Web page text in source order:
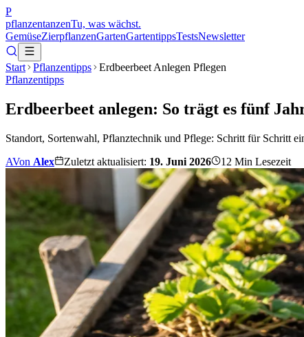
P
pflanzentanzenTu, was wächst.
GemüseZierpflanzenGartenGartentippsTestsNewsletter
Start Pflanzentipps
Erdbeerbeet Anlegen Pflegen
Pflanzentipps
Erdbeerbeet anlegen: So trägt es fünf
Standort, Sortenwahl, Pflanztechnik und Pflege: Schritt für Schritt
AVon Alex Zuletzt aktualisiert: 19. Juni 2026 12 Min Lesezeit